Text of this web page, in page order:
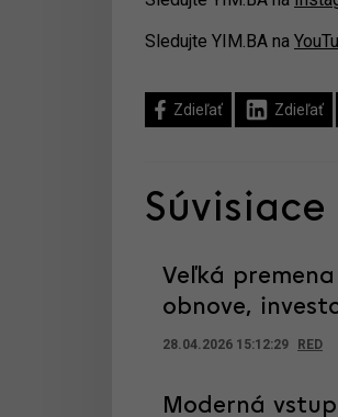
Sledujte YIM.BA na
Zdieľať Zdieľať
Veľká
obnove,
28.04.2026 15:12:29 RED
Moderná